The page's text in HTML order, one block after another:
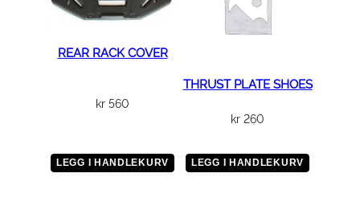
REAR RACK COVER
kr 560
LEGG I HANDLEKURV
THRUST PLATE SHOES
kr 260
LEGG I HANDLEKURV